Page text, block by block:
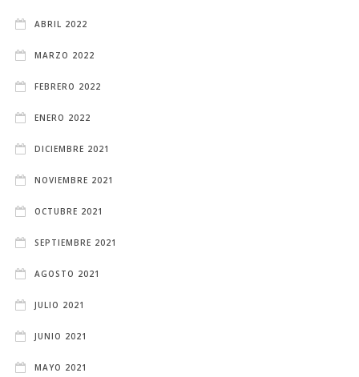
ABRIL 2022
MARZO 2022
FEBRERO 2022
ENERO 2022
DICIEMBRE 2021
NOVIEMBRE 2021
OCTUBRE 2021
SEPTIEMBRE 2021
AGOSTO 2021
JULIO 2021
JUNIO 2021
MAYO 2021